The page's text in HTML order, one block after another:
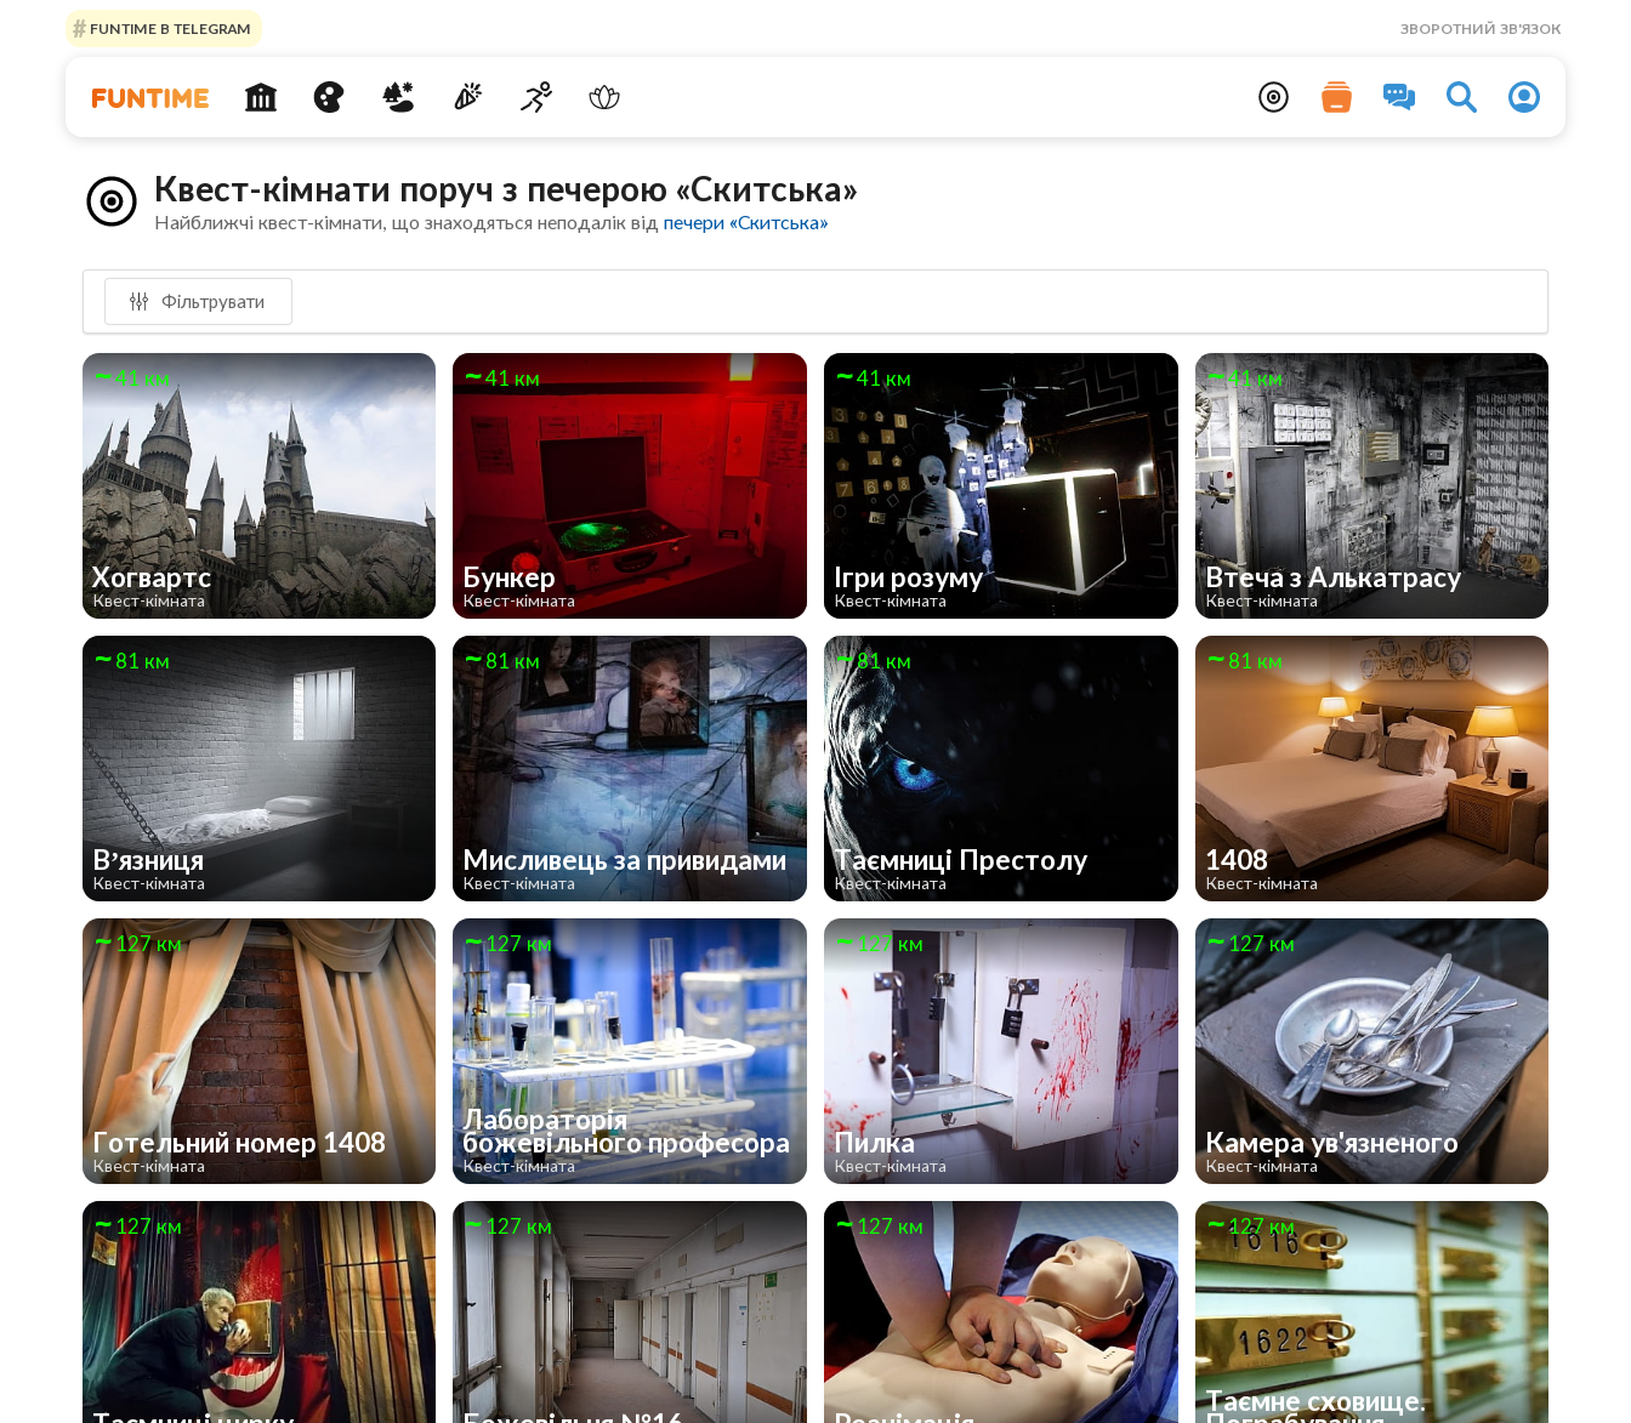
FUNTIME В TELEGRAM ЗВОРОТНИЙ ЗВ'ЯЗОК
Квест-кімнати поруч з печерою «Скитська»
Найближчі квест-кімнати, що знаходяться неподалік відпечери «Скитська»
Фільтрувати
41 км
Хогвартс
Квест-кімната
41 км
Бункер
Квест-кімната
41 км
Ігри розуму
Квест-кімната
41 км
Втеча з Алькатрасу
Квест-кімната
81 км
В’язниця
Квест-кімната
81 км
Мисливець за привидами
Квест-кімната
81 км
Таємниці Престолу
Квест-кімната
81 км
1408
Квест-кімната
127 км
Готельний номер 1408
Квест-кімната
127 км
Лабораторія
божевільного професора
Квест-кімната
127 км
Пилка
Квест-кімната
127 км
Камера ув'язненого
Квест-кімната
127 км 127 км 127 км 127 км
Таємне сховище.